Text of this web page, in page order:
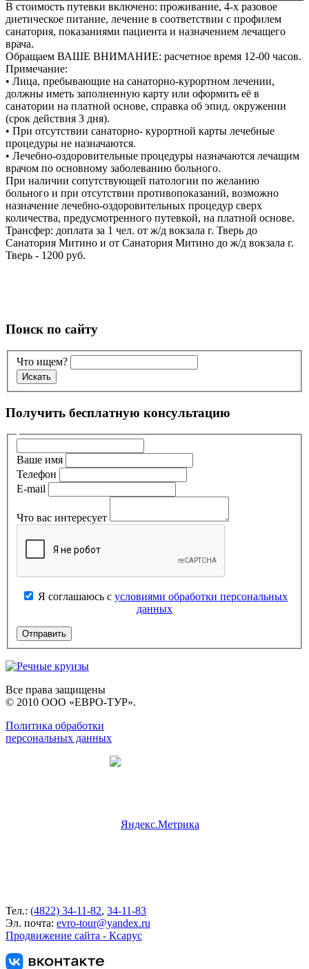
В стоимость путевки включено: проживание, 4-х разовое
диетическое питание, лечение в соответствии с профилем
санатория, показаниями пациента и назначением лечащего
врача.
Обращаем ВАШЕ ВНИМАНИЕ: расчетное время 12-00 часов.
Примечание:
• Лица, пребывающие на санаторно-курортном лечении,
должны иметь заполненную карту или оформить её в
санатории на платной основе, справка об эпид. окружении
(срок действия 3 дня).
• При отсутствии санаторно- курортной карты лечебные
процедуры не назначаются.
• Лечебно-оздоровительные процедуры назначаются лечащим
врачом по основному заболеванию больного.
При наличии сопутствующей патологии по желанию
больного и при отсутствии противопоказаний, возможно
назначение лечебно-оздоровительных процедур сверх
количества, предусмотренного путевкой, на платной основе.
Трансфер: доплата за 1 чел. от ж/д вокзала г. Тверь до
Санатория Митино и от Санатория Митино до ж/д вокзала г.
Тверь - 1200 руб.
Поиск по сайту
Что ищем?
Получить бесплатную консультацию
Ваше имя
Телефон
E-mail
Что вас интересует
Я соглашаюсь с условиями обработки персональных
данных
Все права защищены
© 2010 ООО «ЕВРО-ТУР».
Политика обработки
персональных данных
Тел.: (4822) 34-11-82, 34-11-83
Эл. почта: evro-tour@yandex.ru
Продвижение сайта - Ксарус